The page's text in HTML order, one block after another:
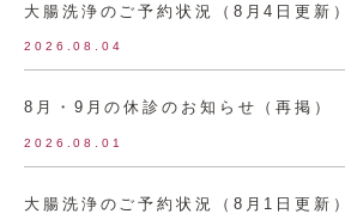
大腸洗浄のご予約状況（8月4日更新）
2026.08.04
8月・9月の休診のお知らせ（再掲）
2026.08.01
大腸洗浄のご予約状況（8月1日更新）